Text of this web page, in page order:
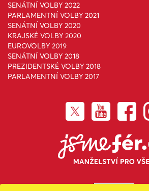
SENÁTNÍ VOLBY 2022
PARLAMENTNÍ VOLBY 2021
SENÁTNÍ VOLBY 2020
KRAJSKÉ VOLBY 2020
EUROVOLBY 2019
SENÁTNÍ VOLBY 2018
PREZIDENTSKÉ VOLBY 2018
PARLAMENTNÍ VOLBY 2017